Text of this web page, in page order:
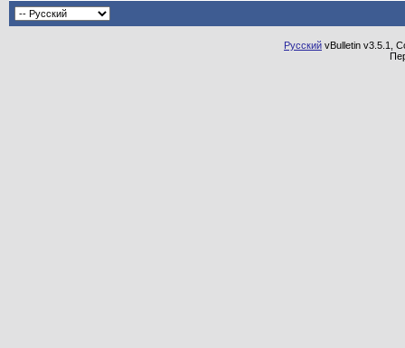
Русский vBulletin v3.5.1,